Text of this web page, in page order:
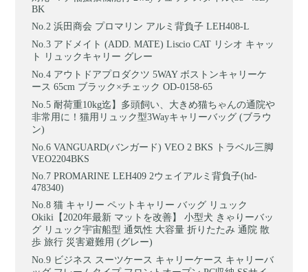
BK
浜田商会 プロマリン アルミ背負子 LEH408-L
アドメイト (ADD. MATE) Liscio CAT リシオ キャッ
ト リュックキャリー グレー
アウトドアプロダクツ 5WAY ボストンキャリーケ
ース 65cm ブラック×チェック OD-0158-65
耐荷重10kg迄】多頭飼い、大きめ猫ちゃんの通院や
非常用に！猫用リュック型3Wayキャリーバッグ (ブラウ
ン)
VANGUARD(バンガード) VEO 2 BKS トラベル三脚
VEO2204BKS
PROMARINE LEH409 2ウェイアルミ背負子(hd-
478340)
猫 キャリー ペットキャリー バッグ リュック
Okiki【2020年最新 マットを改善】 小型犬 きゃりーバッ
グ リュック宇宙船型 通気性 大容量 折りたたみ 通院 散
歩 旅行 災害避難用 (グレー)
ビジネス スーツケース キャリーケース キャリーバ